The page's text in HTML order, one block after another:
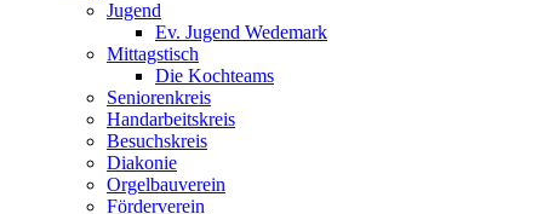
Jugend
Ev. Jugend Wedemark
Mittagstisch
Die Kochteams
Seniorenkreis
Handarbeitskreis
Besuchskreis
Diakonie
Orgelbauverein
Förderverein